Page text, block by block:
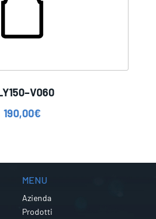
190,00€
MENU
Azienda
Prodotti